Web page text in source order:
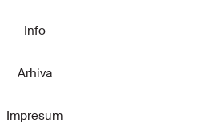
Info
Arhiva
Impresum